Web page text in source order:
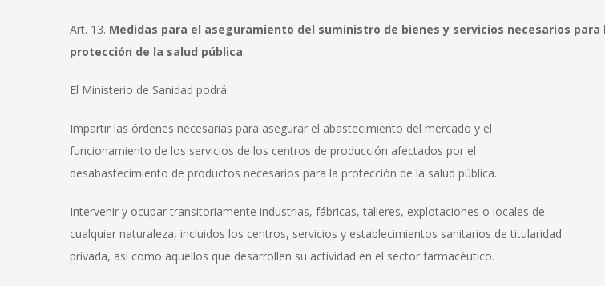
Art. 13. Medidas para el aseguramiento del suministro de bienes y servicios necesarios para
protección de la salud pública.
El Ministerio de Sanidad podrá:
Impartir las órdenes necesarias para asegurar el abastecimiento del mercado y el
funcionamiento de los servicios de los centros de producción afectados por el
desabastecimiento de productos necesarios para la protección de la salud pública.
Intervenir y ocupar transitoriamente industrias, fábricas, talleres, explotaciones o locales de
cualquier naturaleza, incluidos los centros, servicios y establecimientos sanitarios de titularidad
privada, así como aquellos que desarrollen su actividad en el sector farmacéutico.